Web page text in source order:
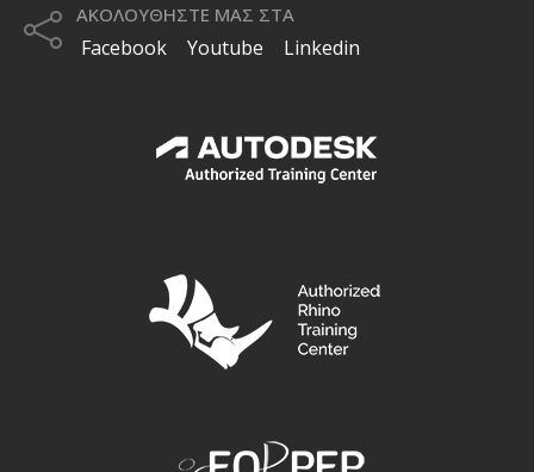
ΑΚΟΛΟΥΘΗΣΤΕ ΜΑΣ ΣΤΑ
Facebook Youtube Linkedin